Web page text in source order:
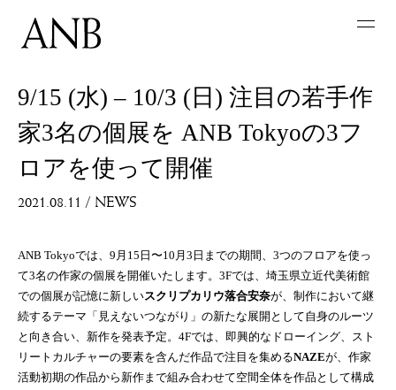
9/15 (水) – 10/3 (日) 注目の若手作
家3名の個展を ANB Tokyoの3フ
ロアを使って開催
2021.08.11 / NEWS
ANB Tokyoでは、9月15日〜10月3日までの期間、3つのフロアを使っ
て3名の作家の個展を開催いたします。3Fでは、埼玉県立近代美術館
での個展が記憶に新しいスクリプカリウ落合安奈が、制作において継
続するテーマ「見えないつながり」の新たな展開として自身のルーツ
と向き合い、新作を発表予定。4Fでは、即興的なドローイング、スト
リートカルチャーの要素を含んだ作品で注目を集めるNAZEが、作家
活動初期の作品から新作まで組み合わせて空間全体を作品として構成